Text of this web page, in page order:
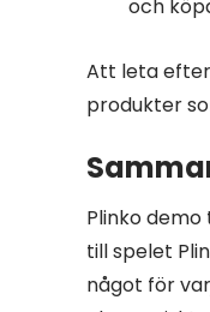
och
Att leta
produkter
Plinko
till spelet
något för